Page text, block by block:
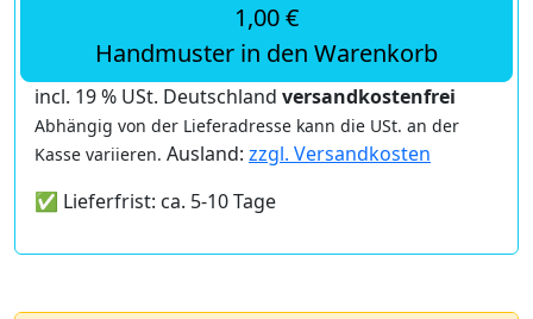
1,00 €
Handmuster in den Warenkorb
incl. 19 % USt. Deutschland versandkostenfrei
Abhängig von der Lieferadresse kann die USt. an der
Kasse variieren. Ausland: zzgl. Versandkosten
✅ Lieferfrist: ca. 5-10 Tage